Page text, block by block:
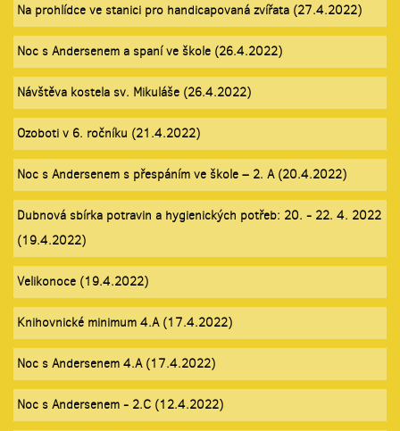
Na prohlídce ve stanici pro handicapovaná zvířata (27.4.2022)
Noc s Andersenem a spaní ve škole (26.4.2022)
Návštěva kostela sv. Mikuláše (26.4.2022)
Ozoboti v 6. ročníku (21.4.2022)
Noc s Andersenem s přespáním ve škole – 2. A (20.4.2022)
Dubnová sbírka potravin a hygienických potřeb: 20. - 22. 4. 2022
(19.4.2022)
Velikonoce (19.4.2022)
Knihovnické minimum 4.A (17.4.2022)
Noc s Andersenem 4.A (17.4.2022)
Noc s Andersenem - 2.C (12.4.2022)